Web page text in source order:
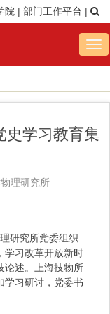
院 | 部门工作平台 |
史学习教育集
理研究所
研究所党委组织
学习改革开放新时
论述。上海技物所
学习研讨，党委书